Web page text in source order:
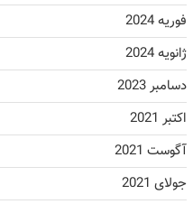
فوریه 2024
ژانویه 2024
دسامبر 2023
اکتبر 2021
آگوست 2021
جولای 2021